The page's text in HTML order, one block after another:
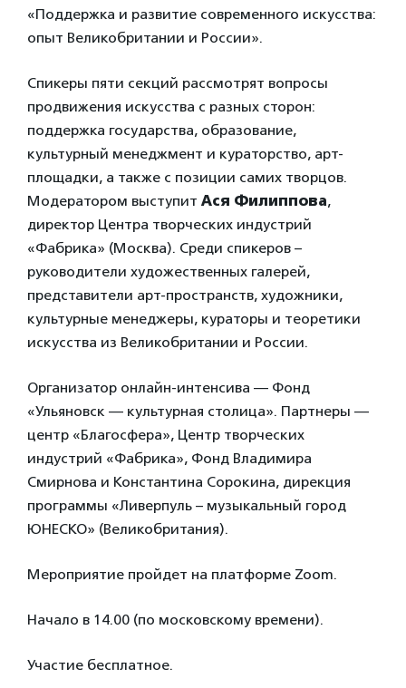
«Поддержка и развитие современного искусства:
опыт Великобритании и России».
Спикеры пяти секций рассмотрят вопросы
продвижения искусства с разных сторон:
поддержка государства, образование,
культурный менеджмент и кураторство, арт-
площадки, а также с позиции самих творцов.
Модератором выступит Ася Филиппова,
директор Центра творческих индустрий
«Фабрика» (Москва). Среди спикеров –
руководители художественных галерей,
представители арт-пространств, художники,
культурные менеджеры, кураторы и теоретики
искусства из Великобритании и России.
Организатор онлайн-интенсива — Фонд
«Ульяновск — культурная столица». Партнеры —
центр «Благосфера», Центр творческих
индустрий «Фабрика», Фонд Владимира
Смирнова и Константина Сорокина, дирекция
программы «Ливерпуль – музыкальный город
ЮНЕСКО» (Великобритания).⠀
Мероприятие пройдет на платформе Zoom.
Начало в 14.00 (по московскому времени).
Участие бесплатное.